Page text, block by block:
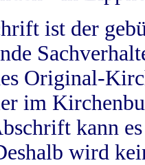
ist der
Original-
im
kann
wird